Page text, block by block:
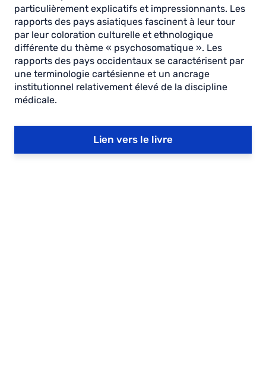
particulièrement explicatifs et impressionnants. Les
rapports des pays asiatiques fascinent à leur tour
par leur coloration culturelle et ethnologique
différente du thème « psychosomatique ». Les
rapports des pays occidentaux se caractérisent par
une terminologie cartésienne et un ancrage
institutionnel relativement élevé de la discipline
médicale.
Lien vers le livre